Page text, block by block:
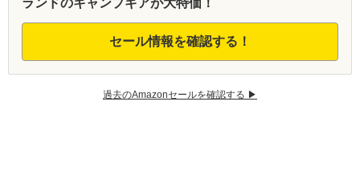
ランドのキャンプギアが大特価！
セール情報を確認する！
過去のAmazonセールを確認する ▶︎